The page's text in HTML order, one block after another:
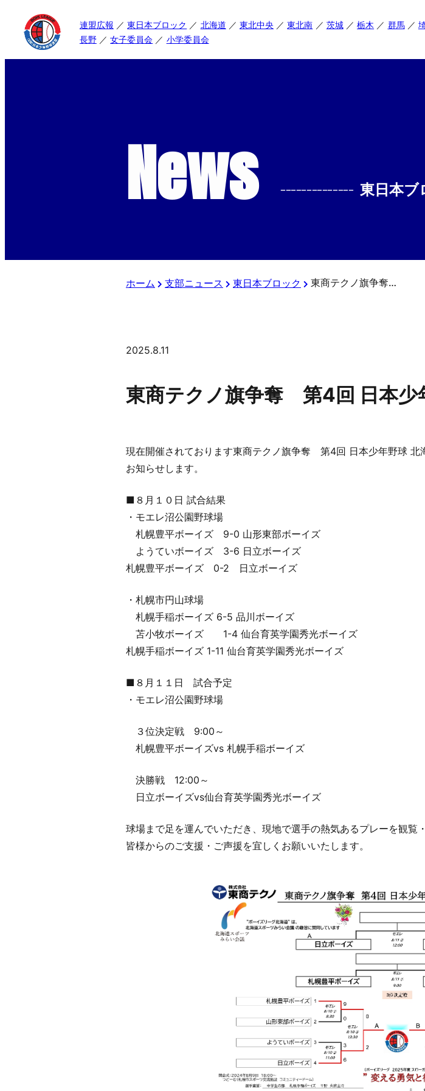
連盟広報 東日本ブロック 北海道 東北中央 東北南 茨城 栃木 群馬
長野
女子委員会 小学委員会
News -------------- 東日本ブ
ホーム 支部ニュース 東日本ブロック 東商テクノ旗争奪 第4回 日本少年野球 北海道大会 試合結果
2025.8.11
東商テクノ旗争奪 第4回 日本
現在開催されております東商テクノ旗争奪 第4回 日本少年野球 北
お知らせします。
■８月１０日 試合結果
・モエレ沼公園野球場
札幌豊平ボーイズ 9-0 山形東部ボーイズ
ようていボーイズ 3-6 日立ボーイズ
札幌豊平ボーイズ 0-2 日立ボーイズ
・札幌市円山球場
札幌手稲ボーイズ 6-5 品川ボーイズ
苫小牧ボーイズ 1-4 仙台育英学園秀光ボーイズ
札幌手稲ボーイズ 1-11 仙台育英学園秀光ボーイズ
■８月１１日 試合予定
・モエレ沼公園野球場
３位決定戦 9:00～
札幌豊平ボーイズvs 札幌手稲ボーイズ
決勝戦 12:00～
日立ボーイズvs仙台育英学園秀光ボーイズ
球場まで足を運んでいただき、現地で選手の熱気あるプレーを観覧
皆様からのご支援・ご声援を宜しくお願いいたします。